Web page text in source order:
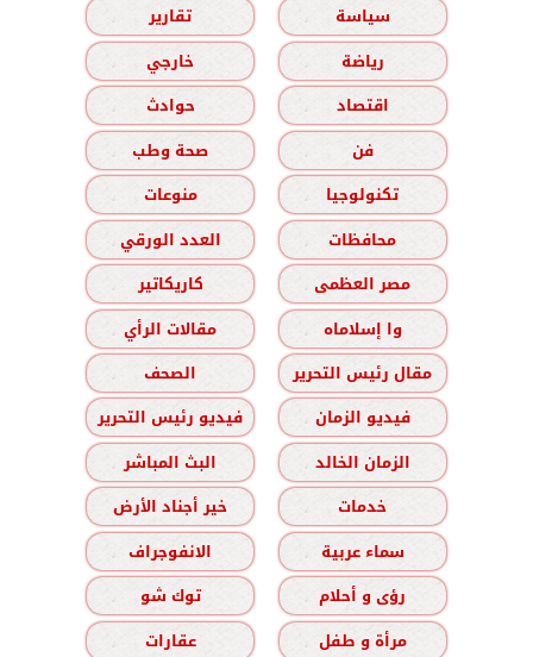
سياسة
تقارير
رياضة
خارجي
اقتصاد
حوادث
فن
صحة وطب
تكنولوجيا
منوعات
محافظات
العدد الورقي
مصر العظمى
كاريكاتير
وا إسلاماه
مقالات الرأي
مقال رئيس التحرير
الصحف
فيديو الزمان
فيديو رئيس التحرير
الزمان الخالد
البث المباشر
خدمات
خير أجناد الأرض
سماء عربية
الانفوجراف
رؤى و أحلام
توك شو
مرأة و طفل
عقارات